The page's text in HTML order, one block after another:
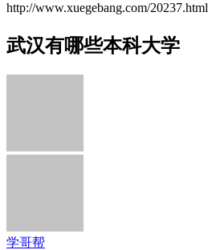
http://www.xuegebang.com/20237.html
武汉有哪些本科大学
学哥帮